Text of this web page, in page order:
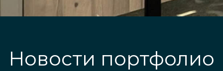
Новости портфолио